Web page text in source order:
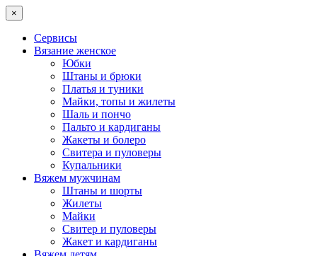
×
Сервисы
Вязание женское
Юбки
Штаны и брюки
Платья и туники
Майки, топы и жилеты
Шаль и пончо
Пальто и кардиганы
Жакеты и болеро
Свитера и пуловеры
Купальники
Вяжем мужчинам
Штаны и шорты
Жилеты
Майки
Свитер и пуловеры
Жакет и кардиганы